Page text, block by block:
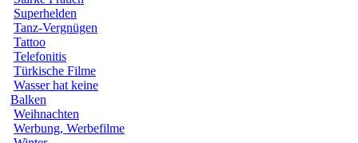
Superhelden
Tanz-Vergnügen
Tattoo
Telefonitis
Türkische Filme
Wasser hat keine
Balken
Weihnachten
Werbung, Werbefilme